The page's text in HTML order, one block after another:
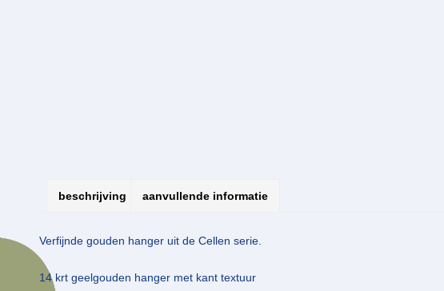
beschrijving aanvullende informatie
Verfijnde gouden hanger uit de Cellen serie.
14 krt geelgouden hanger met kant textuur